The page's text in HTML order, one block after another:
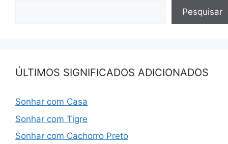
Pesquisar
ÚLTIMOS SIGNIFICADOS ADICIONADOS
Sonhar com Casa
Sonhar com Tigre
Sonhar com Cachorro Preto